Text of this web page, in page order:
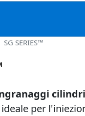
SG SERIES™
per